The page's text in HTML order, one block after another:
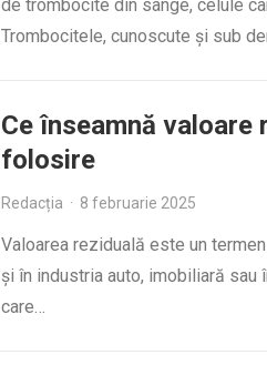
de trombocite din sânge, celule
Trombocitele, cunoscute și sub
Ce înseamnă valoare
folosire
Redacția · 8 februarie 2025
Valoarea reziduală este un
și în industria auto, imobiliară
care…